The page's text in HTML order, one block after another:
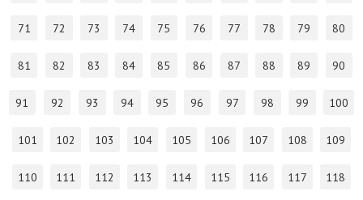
71 72 73 74 75 76 77 78 79 80
81 82 83 84 85 86 87 88 89 90
91 92 93 94 95 96 97 98 99 100
101 102 103 104 105 106 107 108 109
110 111 112 113 114 115 116 117 118